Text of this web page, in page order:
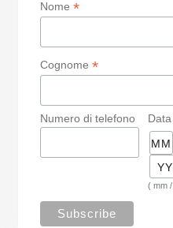
Nome*
Cognome*
Numero di telefono
( mm